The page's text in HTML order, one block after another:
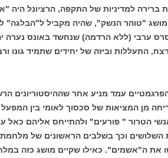
ברירה למדיניות של התקפה, הרציונל היה
"טוהר הנשק", שהיה מקביל ל"הבלגה"
ערבי (ללא הרדמה) שנחשד באונס נערה
התעללות וביזה של יחידים שתמיד גונו
עמד מניע אחר שההיסטוריונים
מן המציאות של סכסוך לאומי בין המפעל
הטרור " פורעים" ולהתייחס אליהם כאל
השלושים וכך בשלבים הראשונים של
את ה"אשמים". כאילו שקיים מושג כזה